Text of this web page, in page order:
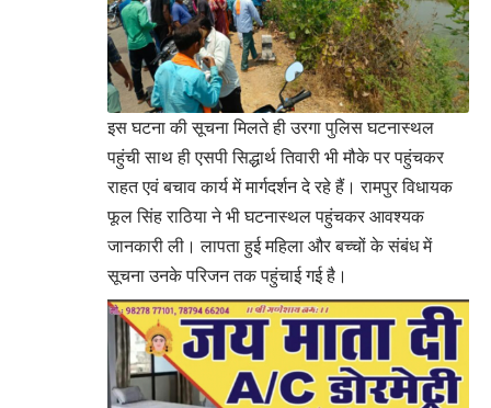
इस घटना की सूचना मिलते ही उरगा पुलिस घटनास्थल
पहुंची साथ ही एसपी सिद्धार्थ तिवारी भी मौके पर पहुंचकर
राहत एवं बचाव कार्य में मार्गदर्शन दे रहे हैं। रामपुर विधायक
फूल सिंह राठिया ने भी घटनास्थल पहुंचकर आवश्यक
जानकारी ली। लापता हुई महिला और बच्चों के संबंध में
सूचना उनके परिजन तक पहुंचाई गई है।